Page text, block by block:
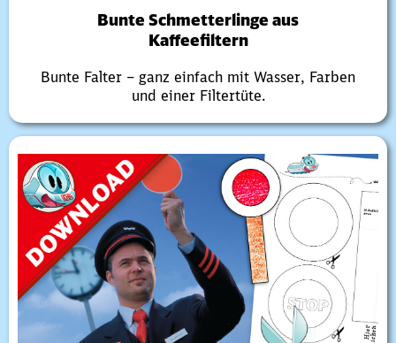
Bunte Schmetterlinge aus
Kaffeefiltern
Bunte Falter – ganz einfach mit Wasser, Farben
und einer Filtertüte.